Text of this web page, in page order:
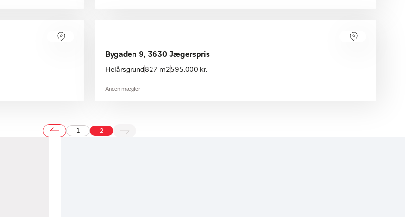
Bygaden 9, 3630 Jægerspris
Helårsgrund 827 m2 595.000 kr.
Anden mægler
1 2